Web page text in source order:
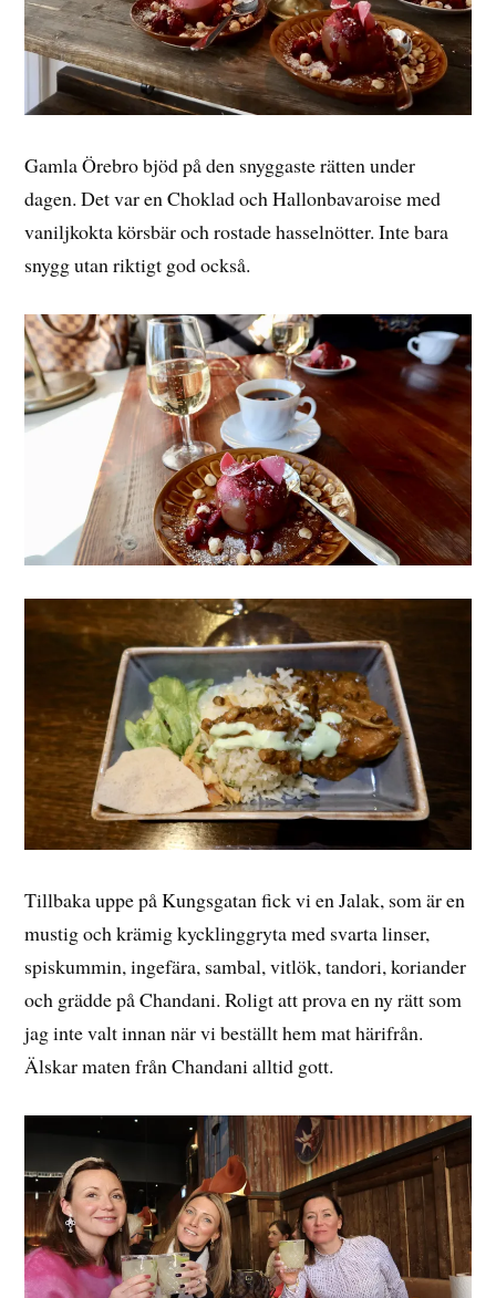
Gamla Örebro bjöd på den snyggaste rätten under
dagen. Det var en Choklad och Hallonbavaroise med
vaniljkokta körsbär och rostade hasselnötter. Inte bara
snygg utan riktigt god också.
Tillbaka uppe på Kungsgatan fick vi en Jalak, som är en
mustig och krämig kycklinggryta med svarta linser,
spiskummin, ingefära, sambal, vitlök, tandori, koriander
och grädde på Chandani. Roligt att prova en ny rätt som
jag inte valt innan när vi beställt hem mat härifrån.
Älskar maten från Chandani alltid gott.